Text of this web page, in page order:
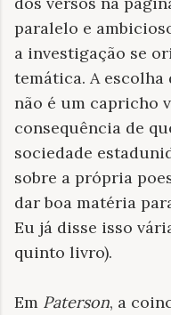
paralelo e
a investigação se
temática. A
não é um capricho
consequência de
sociedade
sobre a própria
dar boa matéria
Eu já disse isso
quinto livro).
Em Paterson, a